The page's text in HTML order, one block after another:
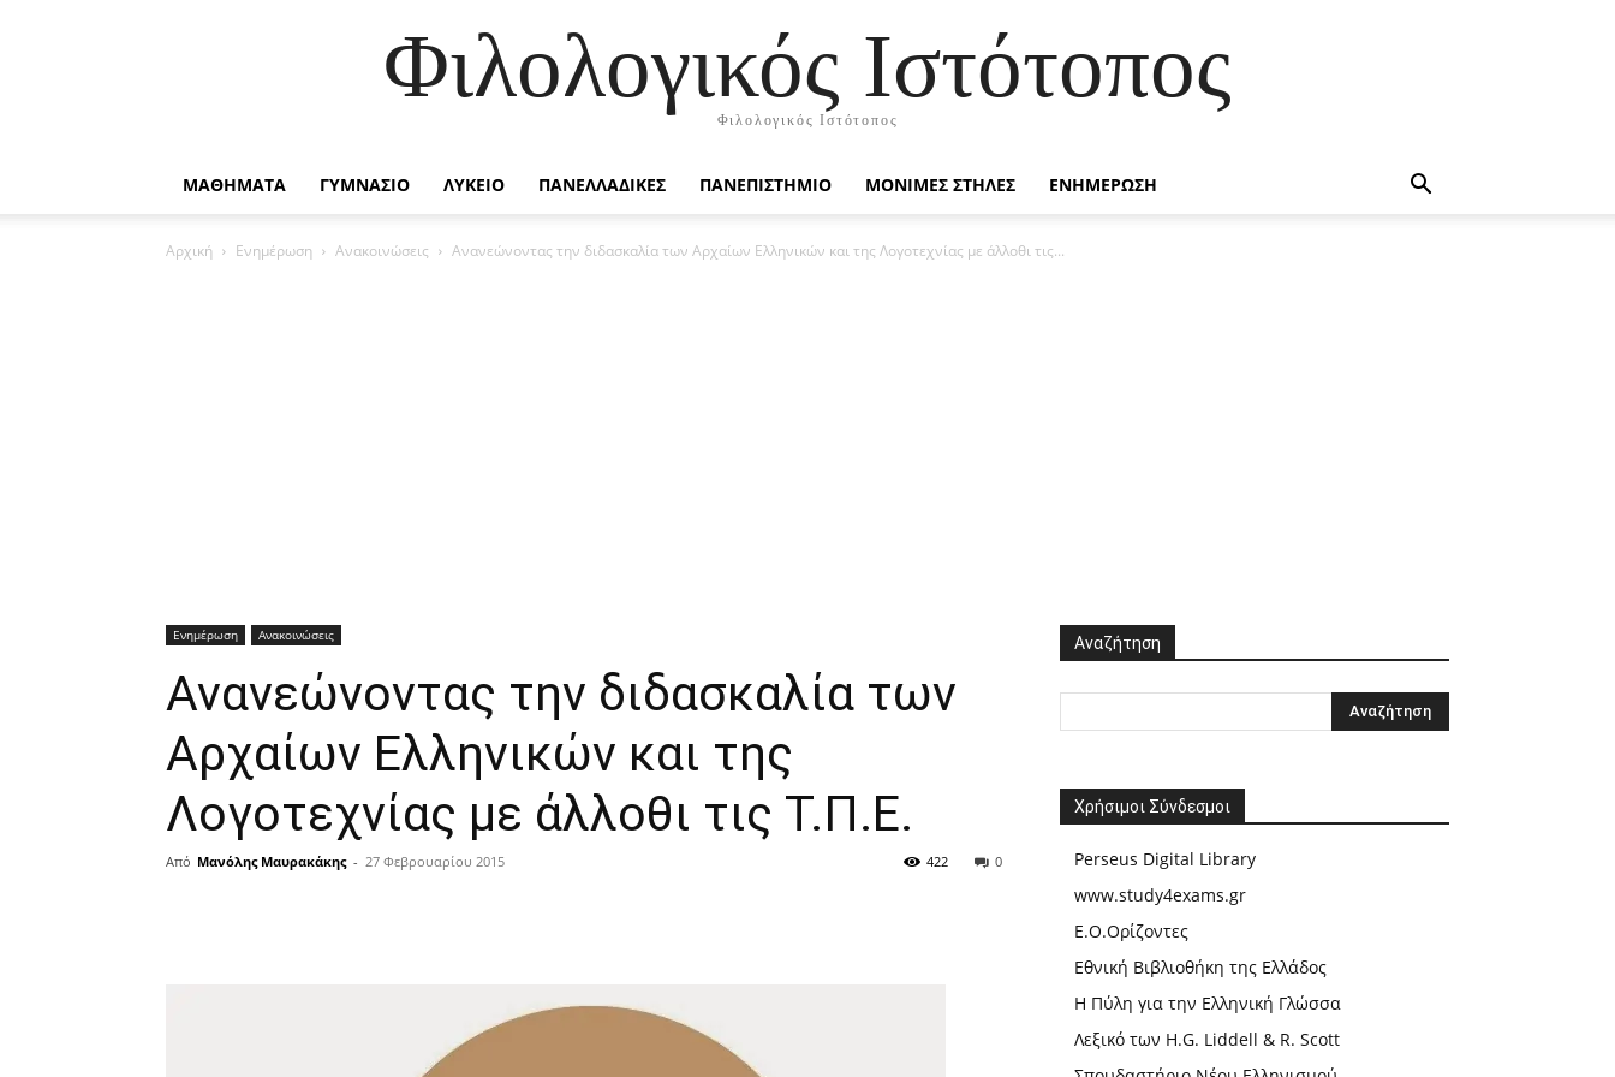
Φιλολογικός Ιστότοπος
Φιλολογικός Ιστότοπος
ΜΑΘΗΜΑΤΑ ΓΥΜΝΑΣΙΟ ΛΥΚΕΙΟ ΠΑΝΕΛΛΑΔΙΚΕΣ ΠΑΝΕΠΙΣΤΗΜΙΟ ΜΟΝΙΜΕΣ ΣΤΗΛΕΣ ΕΝΗΜΕΡΩΣΗ
Αρχική Ενημέρωση Ανακοινώσεις Ανανεώνοντας την διδασκαλία των Αρχαίων Ελληνικών και της Λογοτεχνίας με άλλοθι τις...
Ενημέρωση Ανακοινώσεις
Ανανεώνοντας την διδασκαλία των
Αρχαίων Ελληνικών και της
Λογοτεχνίας με άλλοθι τις Τ.Π.Ε.
Από Μανόλης Μαυρακάκης - 27 Φεβρουαρίου 2015 0
422
Αναζήτηση
Χρήσιμοι Σύνδεσμοι
Perseus Digital Library
www.study4exams.gr
Ε.Ο.Ορίζοντες
Εθνική Βιβλιοθήκη της Ελλάδος
Η Πύλη για την Ελληνική Γλώσσα
Λεξικό των H.G. Liddell & R. Scott